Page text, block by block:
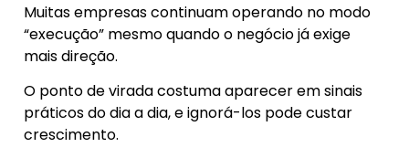
Muitas empresas continuam operando no modo
“execução” mesmo quando o negócio já exige
mais direção.
O ponto de virada costuma aparecer em sinais
práticos do dia a dia, e ignorá-los pode custar
crescimento.